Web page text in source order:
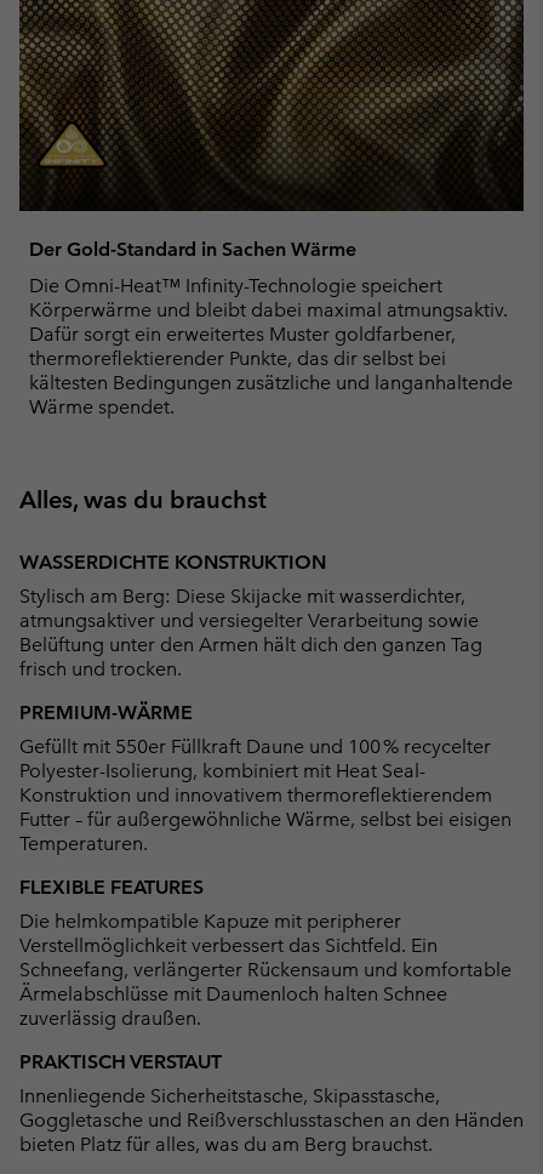
Der Gold-Standard in Sachen Wärme
Die Omni-Heat™ Infinity-Technologie speichert
Körperwärme und bleibt dabei maximal atmungsaktiv.
Dafür sorgt ein erweitertes Muster goldfarbener,
thermoreflektierender Punkte, das dir selbst bei
kältesten Bedingungen zusätzliche und langanhaltende
Wärme spendet.
Alles, was du brauchst
WASSERDICHTE KONSTRUKTION
Stylisch am Berg: Diese Skijacke mit wasserdichter,
atmungsaktiver und versiegelter Verarbeitung sowie
Belüftung unter den Armen hält dich den ganzen Tag
frisch und trocken.
PREMIUM-WÄRME
Gefüllt mit 550er Füllkraft Daune und 100 % recycelter
Polyester-Isolierung, kombiniert mit Heat Seal-
Konstruktion und innovativem thermoreflektierendem
Futter – für außergewöhnliche Wärme, selbst bei eisigen
Temperaturen.
FLEXIBLE FEATURES
Die helmkompatible Kapuze mit peripherer
Verstellmöglichkeit verbessert das Sichtfeld. Ein
Schneefang, verlängerter Rückensaum und komfortable
Ärmelabschlüsse mit Daumenloch halten Schnee
zuverlässig draußen.
PRAKTISCH VERSTAUT
Innenliegende Sicherheitstasche, Skipasstasche,
Goggletasche und Reißverschlusstaschen an den Händen
bieten Platz für alles, was du am Berg brauchst.